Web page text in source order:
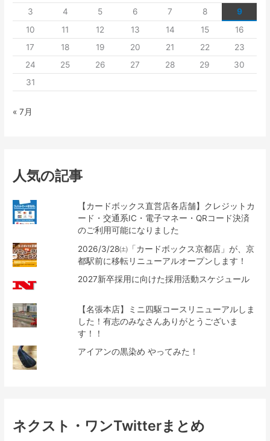
3
4 5 6 7 8
9
10
11 12 13 14 15
16
17
18 19 20 21 22
23
24
25 26 27 28 29
30
31
« 7月
人気の記事
【カードボックス直営店各店舗】クレジットカ
ード・交通系IC・電子マネー・QRコード決済
のご利用可能になりました
2026/3/28㈯「カードボックス京都店」が、京
都駅前に移転リニューアルオープンします！
2027新卒採用に向けた採用活動スケジュール
【名張本店】ミニ四駆コースリニューアルしま
した！有志のみなさんありがとうございま
す！！
アイアンの黒染め やってみた！
ネクスト・ワンTwitterまとめ